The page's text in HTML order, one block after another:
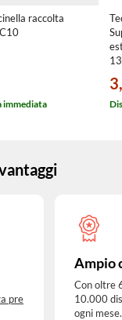
raccolta
pre
Ampio
Con oltre
10.000
ogni mese.